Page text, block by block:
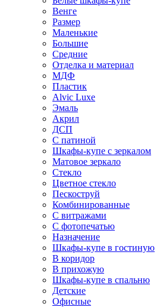
Венге
Размер
Маленькие
Большие
Средние
Отделка и материал
МДФ
Пластик
Alvic Luxe
Эмаль
Акрил
ДСП
С патиной
Шкафы-купе с зеркалом
Матовое зеркало
Стекло
Цветное стекло
Пескоструй
Комбинированные
С витражами
С фотопечатью
Назначение
Шкафы-купе в гостиную
В коридор
В прихожую
Шкафы-купе в спальню
Детские
Офисные